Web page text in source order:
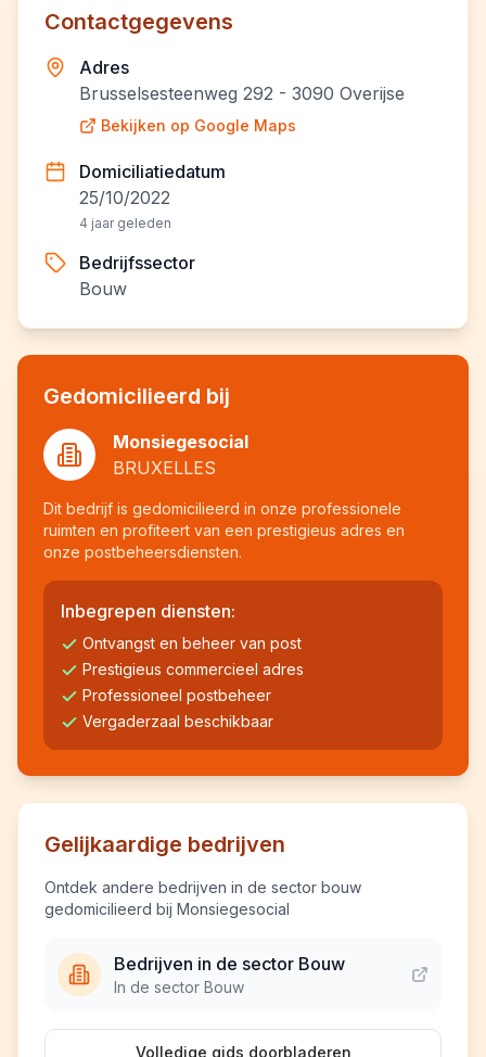
Contactgegevens
Adres
Brusselsesteenweg 292 - 3090 Overijse
Bekijken op Google Maps
Domiciliatiedatum
25/10/2022
4 jaar geleden
Bedrijfssector
Bouw
Gedomicilieerd bij
Monsiegesocial
BRUXELLES
Dit bedrijf is gedomicilieerd in onze professionele
ruimten en profiteert van een prestigieus adres en
onze postbeheersdiensten.
Inbegrepen diensten:
Ontvangst en beheer van post
Prestigieus commercieel adres
Professioneel postbeheer
Vergaderzaal beschikbaar
Gelijkaardige bedrijven
Ontdek andere bedrijven in de sector bouw
gedomicilieerd bij Monsiegesocial
Bedrijven in de sector Bouw
In de sector Bouw
Volledige gids doorbladeren